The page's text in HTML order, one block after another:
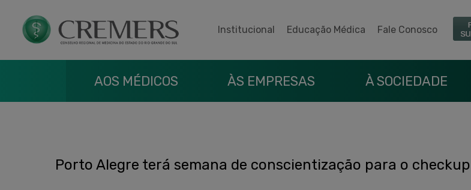
Institucional Educação Médica Fale Conosco
AOS MÉDICOS ÀS EMPRESAS À SOCIEDADE
Porto Alegre terá semana de conscientização para o